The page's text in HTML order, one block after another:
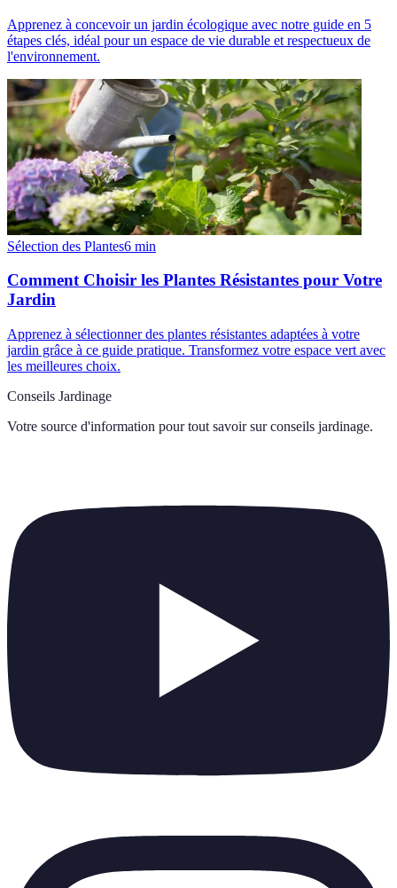
Apprenez à concevoir un jardin écologique avec notre guide en 5
étapes clés, idéal pour un espace de vie durable et respectueux de
l'environnement.
Sélection des Plantes6 min
Comment Choisir les Plantes Résistantes pour Votre
Jardin
Apprenez à sélectionner des plantes résistantes adaptées à votre
jardin grâce à ce guide pratique. Transformez votre espace vert avec
les meilleures choix.
Conseils Jardinage
Votre source d'information pour tout savoir sur conseils jardinage.